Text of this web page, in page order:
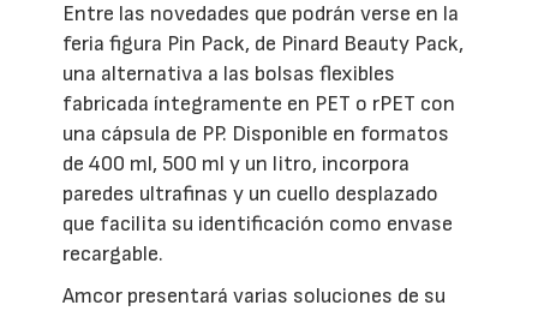
Entre las novedades que podrán verse en la
feria figura Pin Pack, de Pinard Beauty Pack,
una alternativa a las bolsas flexibles
fabricada íntegramente en PET o rPET con
una cápsula de PP. Disponible en formatos
de 400 ml, 500 ml y un litro, incorpora
paredes ultrafinas y un cuello desplazado
que facilita su identificación como envase
recargable.
Amcor presentará varias soluciones de su